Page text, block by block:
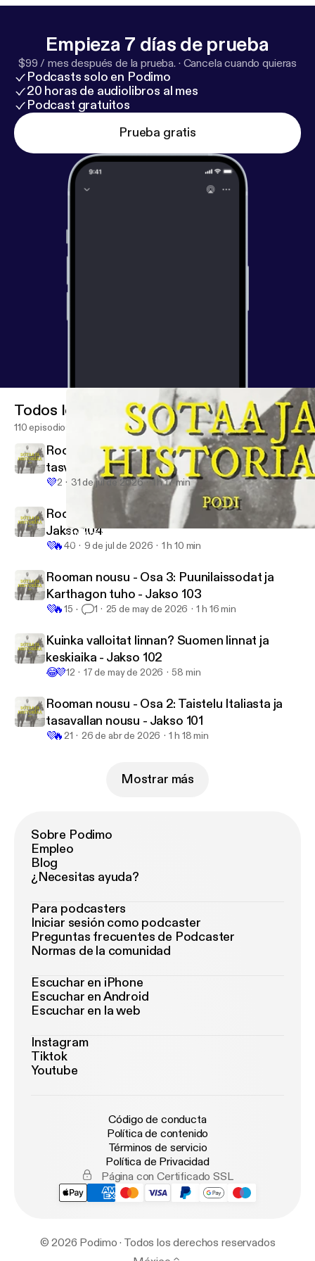
Empieza 7 días de prueba
$99 / mes después de la prueba. · Cancela cuando quieras
Podcasts solo en Podimo
20 horas de audiolibros al mes
Podcast gratuitos
Prueba gratis
Suomen sotilastiedustelu sotiemme aikana - Vieraana Toni
Sotaa ja historiaa podi
Todos los episodios
110 episodios
Rooman nousu - Osa 5: Julius Caesar ja
tasvallan tuho - Jakso 105
💜2 31 de jul de 2026 1 h 17 min
Rooman nousu - Osa 4: Tasavallan rappio -
Jakso 104
💜🔥40 9 de jul de 2026 1 h 10 min
Rooman nousu - Osa 3: Puunilaissodat ja
Karthagon tuho - Jakso 103
💜🔥15 1 25 de may de 2026 1 h 16 min
Kuinka valloitat linnan? Suomen linnat ja
keskiaika - Jakso 102
😂💜12 17 de may de 2026 58 min
Rooman nousu - Osa 2: Taistelu Italiasta ja
tasavallan nousu - Jakso 101
💜🔥 21 26 de abr de 2026 1 h 18 min
Mostrar más
Sobre Podimo
Empleo
Blog
¿Necesitas ayuda?
Para podcasters
Iniciar sesión como podcaster
Preguntas frecuentes de Podcaster
Normas de la comunidad
Escuchar en iPhone
Escuchar en Android
Escuchar en la web
Instagram
Tiktok
Youtube
Código de conducta
Política de contenido
Términos de servicio
Política de Privacidad
Página con Certificado SSL
© 2026 Podimo · Todos los derechos reservados